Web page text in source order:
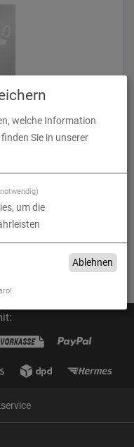
in Hannover
welche Information
Sie in unserer
um die
Ablehnen